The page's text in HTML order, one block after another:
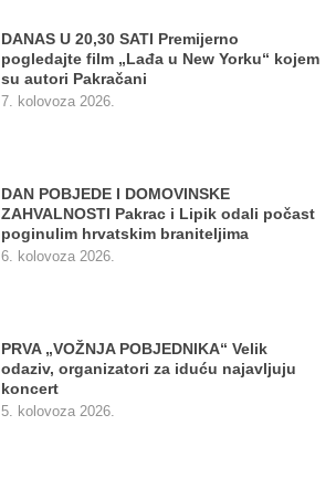
DANAS U 20,30 SATI Premijerno
pogledajte film „Lađa u New Yorku“ kojem
su autori Pakračani
7. kolovoza 2026.
DAN POBJEDE I DOMOVINSKE
ZAHVALNOSTI Pakrac i Lipik odali počast
poginulim hrvatskim braniteljima
6. kolovoza 2026.
PRVA „VOŽNJA POBJEDNIKA“ Velik
odaziv, organizatori za iduću najavljuju
koncert
5. kolovoza 2026.